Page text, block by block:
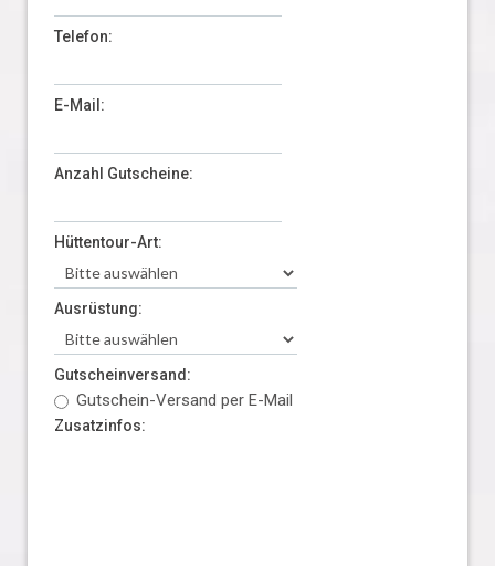
Telefon:
E-Mail:
Anzahl Gutscheine:
Hüttentour-Art:
Ausrüstung:
Gutscheinversand:
Gutschein-Versand per E-Mail
Zusatzinfos: